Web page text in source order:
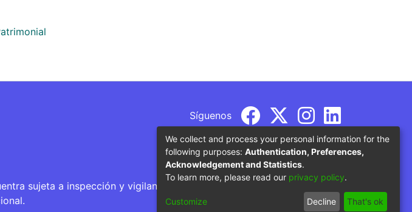
Síguenos
sujeta a inspección y vigilancia por parte del Ministerio de Educación
We collect and process your personal information for the
following purposes: Authentication, Preferences,
Acknowledgement and Statistics.
To learn more, please read our privacy policy.
Customize Decline That's ok